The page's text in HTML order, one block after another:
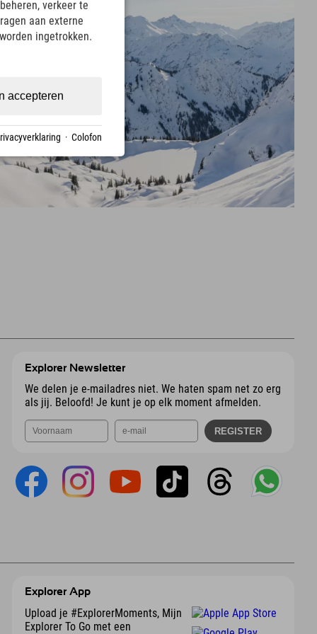
Explorer Newsletter
We delen je e-mailadres niet. We haten spam net zo erg
als jij. Beloofd! Je kunt je op elk moment afmelden.
Explorer App
Upload je #ExplorerMoments, Mijn
Explorer To Go met een
verkeer te
aan externe
ingetrokken.
accepteren
· Colofon